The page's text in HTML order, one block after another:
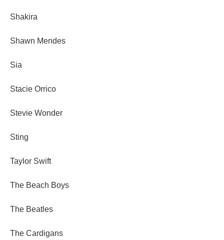
Shakira
Shawn Mendes
Sia
Stacie Orrico
Stevie Wonder
Sting
Taylor Swift
The Beach Boys
The Beatles
The Cardigans